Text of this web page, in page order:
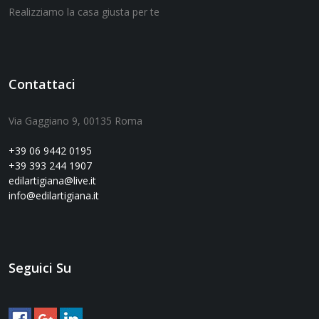
Realizziamo la casa giusta per te
Contattaci
Via Gaggiano 9, 00135 Roma
+39 06 9442 0195
+39 393 244 1907
edilartigiana@live.it
info@edilartigiana.it
Seguici Su